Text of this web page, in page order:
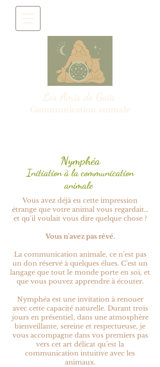
Les Amis de Gaïa
Communication animale
Nymphéa
Initiation à la communication
animale
Vous avez déjà eu cette impression
étrange que votre animal vous regardait…
et qu'il voulait vous dire quelque chose ?
Vous n'avez pas rêvé.
La communication animale, ce n’est pas
un don réservé à quelques élues. C’est un
langage que tout le monde porte en soi, et
que vous pouvez apprendre à écouter.
Nymphéa est une invitation à renouer
avec cette capacité naturelle. Durant trois
jours en présentiel, dans une atmosphère
bienveillante, sereine et respectueuse, je
vous accompagne dans vos premiers pas
vers cet art délicat qu’est la
communication intuitive avec les
animaux.